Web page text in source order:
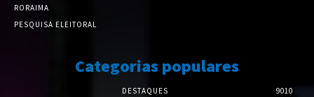
RORAIMA
PESQUISA ELEITORAL
Categorias populares
DESTAQUES
9010